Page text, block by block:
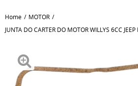
Home
MOTOR
JUNTA DO CARTER DO MOTOR WILLYS 6CC JEEP